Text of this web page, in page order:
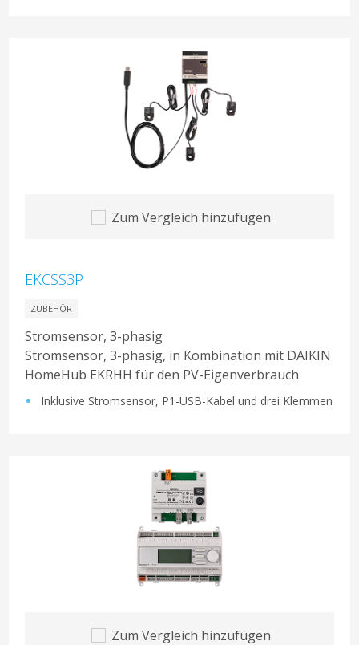
Zum Vergleich hinzufügen
EKCSS3P
ZUBEHÖR
Stromsensor, 3-phasig
Stromsensor, 3-phasig, in Kombination mit DAIKIN
HomeHub EKRHH für den PV-Eigenverbrauch
Inklusive Stromsensor, P1-USB-Kabel und drei Klemmen
Zum Vergleich hinzufügen